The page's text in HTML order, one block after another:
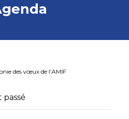
des vœux de l’AMIF